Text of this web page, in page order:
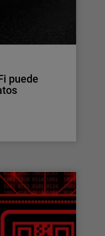
puede